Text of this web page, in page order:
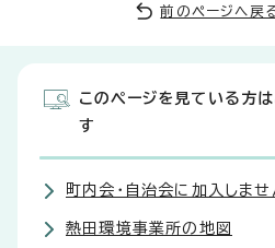
前のページへ戻
このページを見ている方
す
町内会・自治会に加入しませ
熱田環境事業所の地図